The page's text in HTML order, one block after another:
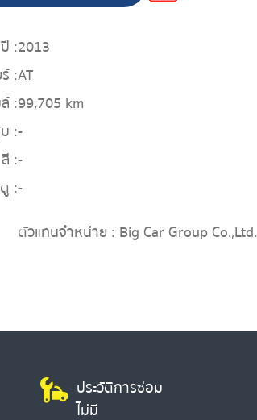
ปี :2013
:AT
:99,705 km
:-
สี :-
:-
ตัวแทนจำหน่าย : Big Car Group Co.,Ltd.
ประวัติการซ่อม
ไม่มี